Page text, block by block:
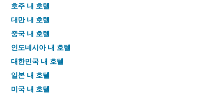
호주 내 호텔
대만 내 호텔
중국 내 호텔
인도네시아 내 호텔
대한민국 내 호텔
일본 내 호텔
미국 내 호텔